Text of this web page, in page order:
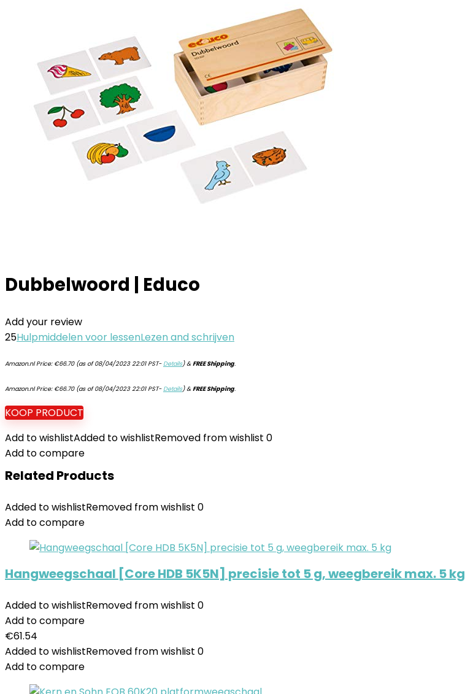
Dubbelwoord | Educo
Add your review
25Hulpmiddelen voor lessenLezen and schrijven
Amazon.nl Price: €66.70(as of 08/04/2023 22:01 PST-Details)&FREE Shipping.
Amazon.nl Price: €66.70(as of 08/04/2023 22:01 PST-Details)&FREE Shipping.
KOOP PRODUCT
Add to wishlistAdded to wishlistRemoved from wishlist 0
Add to compare
Related Products
Added to wishlistRemoved from wishlist 0
Add to compare
Hangweegschaal [Core HDB 5K5N] precisie tot 5 g, weegbereik max. 5 kg
Added to wishlistRemoved from wishlist 0
Add to compare
€61.54
Added to wishlistRemoved from wishlist 0
Add to compare